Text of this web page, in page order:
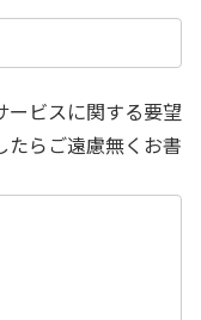
ビスに関する要望
たらご遠慮無くお書